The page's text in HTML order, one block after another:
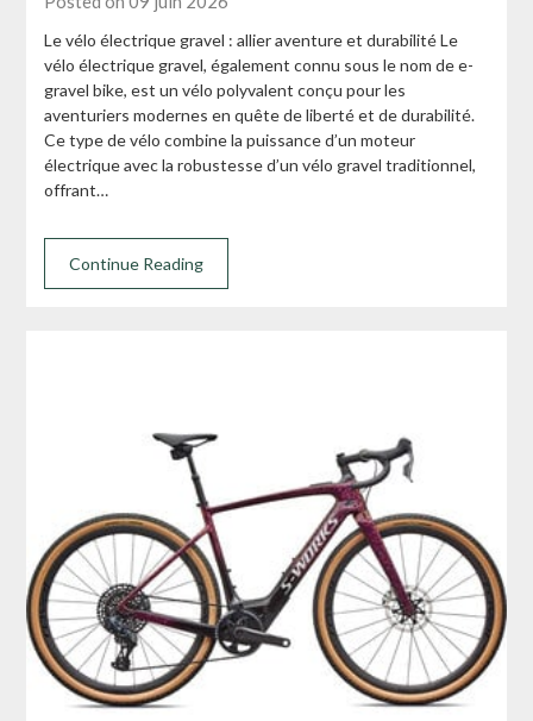
Le vélo électrique gravel : allier aventure et durabilité Le
vélo électrique gravel, également connu sous le nom de e-
gravel bike, est un vélo polyvalent conçu pour les
aventuriers modernes en quête de liberté et de durabilité.
Ce type de vélo combine la puissance d’un moteur
électrique avec la robustesse d’un vélo gravel traditionnel,
offrant…
Continue Reading